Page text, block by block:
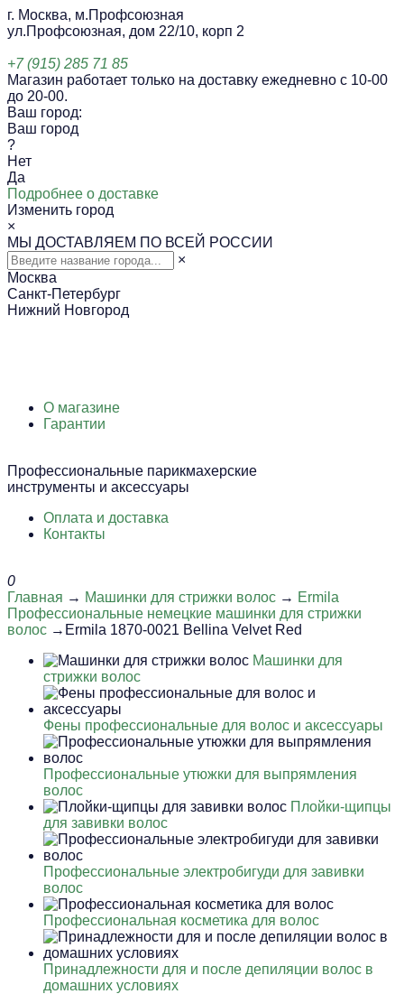
г. Москва, м.Профсоюзная
ул.Профсоюзная, дом 22/10, корп 2
+7 (915) 285 71 85
Магазин работает только на доставку ежедневно с 10-00
до 20-00.
Ваш город:
Ваш город
?
Нет
Да
Подробнее о доставке
Изменить город
×
МЫ ДОСТАВЛЯЕМ ПО ВСЕЙ РОССИИ
×
Москва
Санкт-Петербург
Нижний Новгород
О магазине
Гарантии
Профессиональные парикмахерские
инструменты и аксессуары
Оплата и доставка
Контакты
0
Главная → Машинки для стрижки волос → Ermila
Профессиональные немецкие машинки для стрижки
волос →Ermila 1870-0021 Bellina Velvet Red
Машинки для
стрижки волос
Фены профессиональные для волос и аксессуары
Профессиональные утюжки для выпрямления
волос
Плойки-щипцы
для завивки волос
Профессиональные электробигуди для завивки
волос
Профессиональная косметика для волос
Принадлежности для и после депиляции волос в
домашних условиях